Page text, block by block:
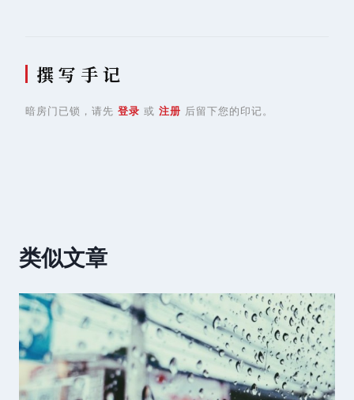
撰 写 手 记
暗房门已锁，请先 登录 或 注册 后留下您的印记。
类似文章